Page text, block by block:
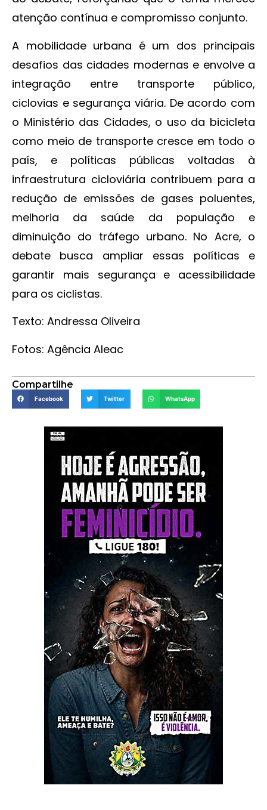
atenção contínua e compromisso conjunto.
A mobilidade urbana é um dos principais
desafios das cidades modernas e envolve a
integração entre transporte público,
ciclovias e segurança viária. De acordo com
o Ministério das Cidades, o uso da bicicleta
como meio de transporte cresce em todo o
país, e políticas públicas voltadas à
infraestrutura cicloviária contribuem para a
redução de emissões de gases poluentes,
melhoria da saúde da população e
diminuição do tráfego urbano. No Acre, o
debate busca ampliar essas políticas e
garantir mais segurança e acessibilidade
para os ciclistas.
Texto: Andressa Oliveira
Fotos: Agência Aleac
Compartilhe
Facebook Twitter WhatsApp